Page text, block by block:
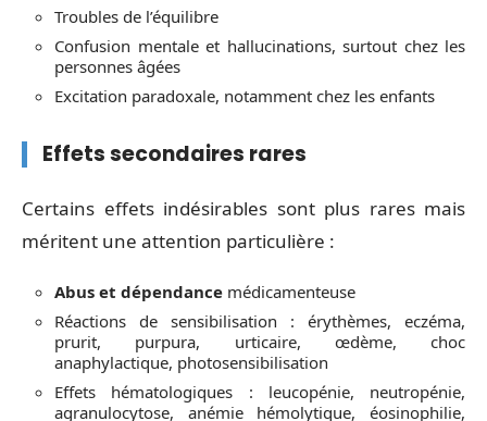
Troubles de l’équilibre
Confusion mentale et hallucinations, surtout chez les
personnes âgées
Excitation paradoxale, notamment chez les enfants
Effets secondaires rares
Certains effets indésirables sont plus rares mais
méritent une attention particulière :
Abus et dépendance médicamenteuse
Réactions de sensibilisation : érythèmes, eczéma,
prurit, purpura, urticaire, œdème, choc
anaphylactique, photosensibilisation
Effets hématologiques : leucopénie, neutropénie,
agranulocytose, anémie hémolytique, éosinophilie,